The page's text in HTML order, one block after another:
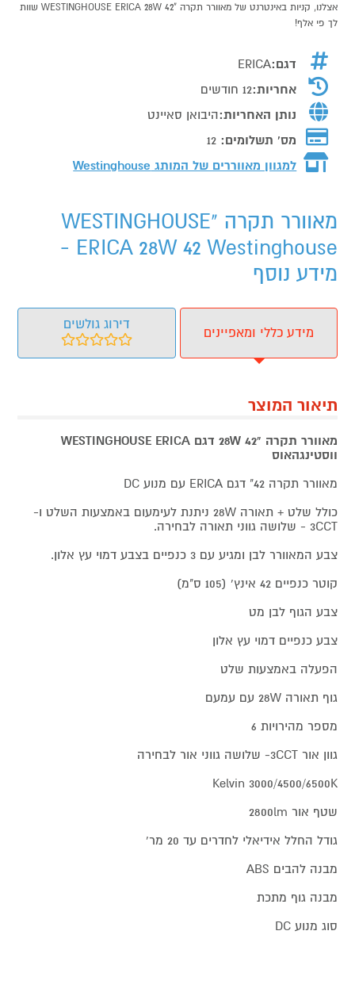
אצלנו, קניות באינטרנט של מאוורר תקרה "WESTINGHOUSE ERICA 28W 42 שוות
לך פי אלף!
דגם:ERICA
אחריות:12 חודשים
נותן האחריות:היבואן סאיינט
מס' תשלומים: 12
למגוון מאווררים של המותג Westinghouse
מאוורר תקרה "WESTINGHOUSE
ERICA 28W 42 Westinghouse -
מידע נוסף
מידע כללי ומאפיינים
דירוג גולשים
תיאור המוצר
מאוורר תקרה "42 28W דגם WESTINGHOUSE ERICA
ווסטינגהאוס
מאוורר תקרה 42" דגם ERICA עם מנוע DC
כולל שלט + תאורה 28W ניתנת לעימעום באמצעות השלט ו-
3CCT - שלושה גווני תאורה לבחירה.
צבע המאוורר לבן ומגיע עם 3 כנפיים בצבע דמוי עץ אלון.
קוטר כנפיים 42 אינץ' (105 ס"מ)
צבע הגוף לבן מט
צבע כנפיים דמוי עץ אלון
הפעלה באמצעות שלט
גוף תאורה 28W עם עמעם
מספר מהירויות 6
גוון אור 3CCT- שלושה גווני אור לבחירה
Kelvin 3000/4500/6500K
שטף אור 2800lm
גודל החלל אידיאלי לחדרים עד 20 מר'
מבנה להבים ABS
מבנה גוף מתכת
סוג מנוע DC